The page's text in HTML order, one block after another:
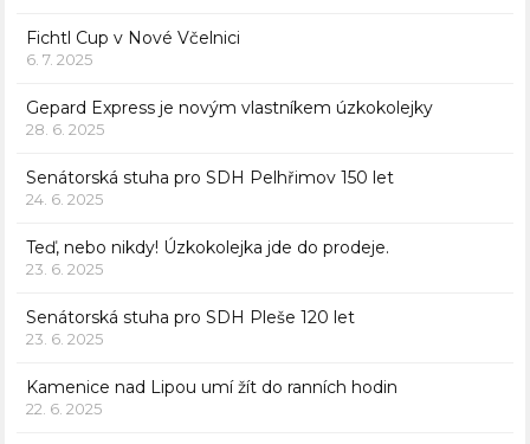
Fichtl Cup v Nové Včelnici
6. 7. 2025
Gepard Express je novým vlastníkem úzkokolejky
28. 6. 2025
Senátorská stuha pro SDH Pelhřimov 150 let
24. 6. 2025
Teď, nebo nikdy! Úzkokolejka jde do prodeje.
23. 6. 2025
Senátorská stuha pro SDH Pleše 120 let
23. 6. 2025
Kamenice nad Lipou umí žít do ranních hodin
22. 6. 2025